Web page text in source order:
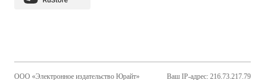
ООО «Электронное издательство Юрайт»
Ваш IP-адрес: 216.73.217.79